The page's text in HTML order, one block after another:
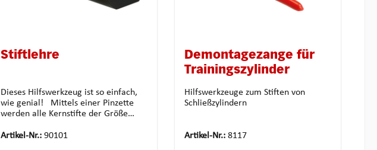
Stiftlehre
Dieses Hilfswerkzeug ist so einfach,
wie genial! Mittels einer Pinzette
werden alle Kernstifte der Größe
nach links oder rechts verschoben bis
Artikel-Nr.: 90101
Demontagezange für
Trainingszylinder
Hilfswerkzeuge zum Stiften von
Schließzylindern
Artikel-Nr.: 8117